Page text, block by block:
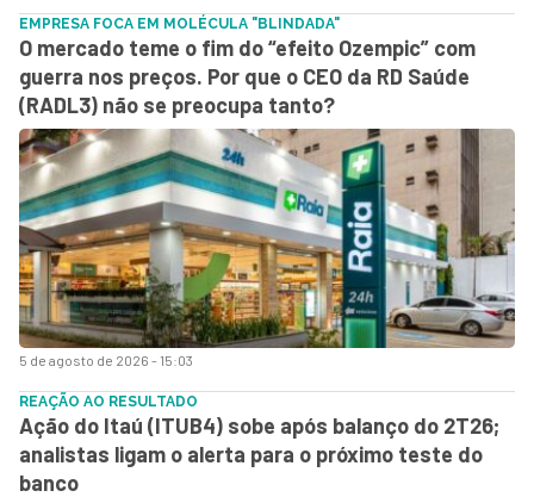
5 de agosto de 2026 - 15:03
EMPRESA FOCA EM MOLÉCULA "BLINDADA"
O mercado teme o fim do “efeito Ozempic” com
guerra nos preços. Por que o CEO da RD Saúde
(RADL3) não se preocupa tanto?
REAÇÃO AO RESULTADO
Ação do Itaú (ITUB4) sobe após balanço do 2T26;
analistas ligam o alerta para o próximo teste do
banco